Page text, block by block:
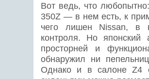
Вот ведь, что
350Z — в нем есть, к
чего лишен Nissan, в
контроля. Но японский
просторней и
обнаружил ни
Однако и в салоне Z4